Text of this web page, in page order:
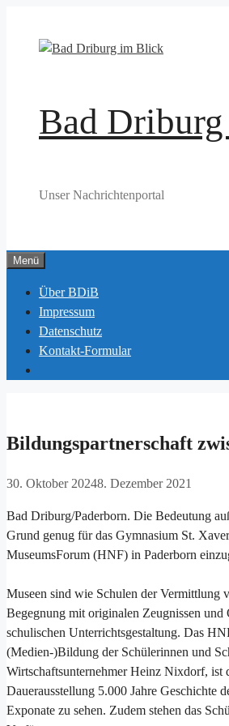
springen
Bad
Unser Nachrichtenportal
Menü
Über BDiB
Impressum
Datenschutz
Kontakt-Formular
Bildungspartnerschaft
30. Oktober 20248. Dezember 2021
Bad Driburg/Paderborn. Die Bedeutung
Grund genug für das Gymnasium St.
MuseumsForum (HNF) in Paderborn
Museen sind wie Schulen der
Begegnung mit originalen Zeugnissen
schulischen Unterrichtsgestaltung. Das
(Medien-)Bildung der Schülerinnen und
Wirtschaftsunternehmer Heinz Nixdorf, ist
Dauerausstellung 5.000 Jahre Geschichte
Exponate zu sehen. Zudem stehen das